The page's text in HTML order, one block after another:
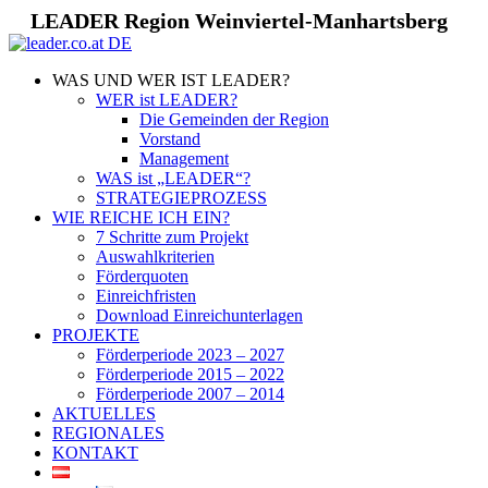
LEADER Region Weinviertel-Manhartsberg
WAS UND WER IST LEADER?
WER ist LEADER?
Die Gemeinden der Region
Vorstand
Management
WAS ist „LEADER“?
STRATEGIEPROZESS
WIE REICHE ICH EIN?
7 Schritte zum Projekt
Auswahlkriterien
Förderquoten
Einreichfristen
Download Einreichunterlagen
PROJEKTE
Förderperiode 2023 – 2027
Förderperiode 2015 – 2022
Förderperiode 2007 – 2014
AKTUELLES
REGIONALES
KONTAKT